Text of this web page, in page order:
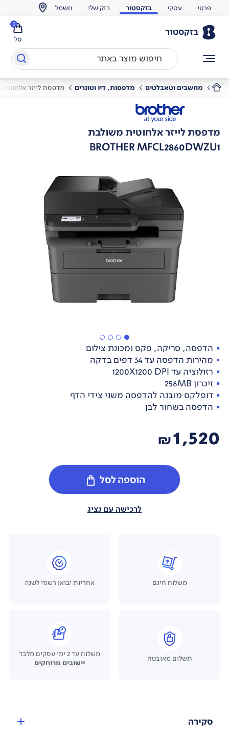
פרטי עסקי בזקסטור בזק שלי חשמל
בזקסטור
סל
0
מחשבים וטאבלטים מדפסות, דיו וטונרים מדפסת לייזר
מדפסת לייזר אלחוטית משולבת
BROTHER MFCL2860DWZU1
הדפסה, סריקה, פקס ומכונת צילום
מהירות הדפסה עד 34 דפים בדקה
רזולוציה עד 1200X1200 DPI
זיכרון 256MB
דופלקס מובנה להדפסה משני צידי הדף
הדפסה בשחור לבן
1,520
₪
הוספה לסל
לרכישה עם נציג
משלוח חינם אחריות יבואן רשמי לשנה
תשלום מאובטח
משלוח עד 2 ימי עסקים מלבד
יישובים מרוחקים
סקירה